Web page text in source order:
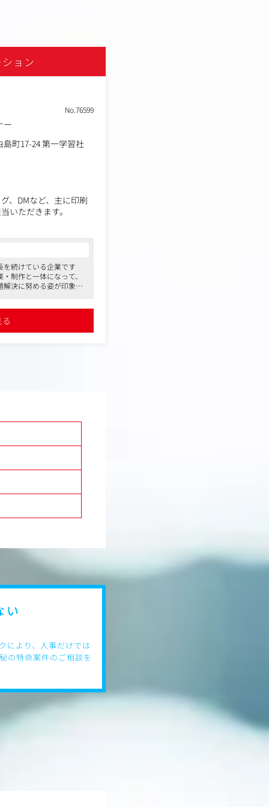
ョン
No.76599
ー
町17-24 第一学習社
、DMなど、主に印刷
いただきます。
な食品や住宅、不動
い業種とのお付き合い
続けている企業です
制作と一体になって、
決に努める姿が印象的
い
により、人事だけでは
の特命案件のご相談を